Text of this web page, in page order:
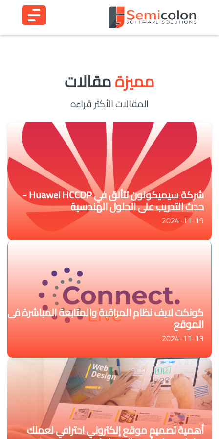
مميزةمقالات
المقالات الأكثر قراءه
شركة سيميكولون تتألق في Huawei HCCDP -
حدث التدريب على الحلول الهندسية
2024-11-19
كونكت لايف نظام المراقبة والمتابعة المباشرة فى
الموقع
2024-11-13
أهمية تصميم موقع إلكتروني احترافي لعملك